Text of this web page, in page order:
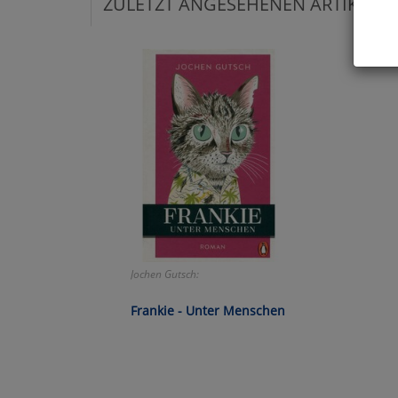
Jochen Gutsch:
Frankie - Unter Menschen